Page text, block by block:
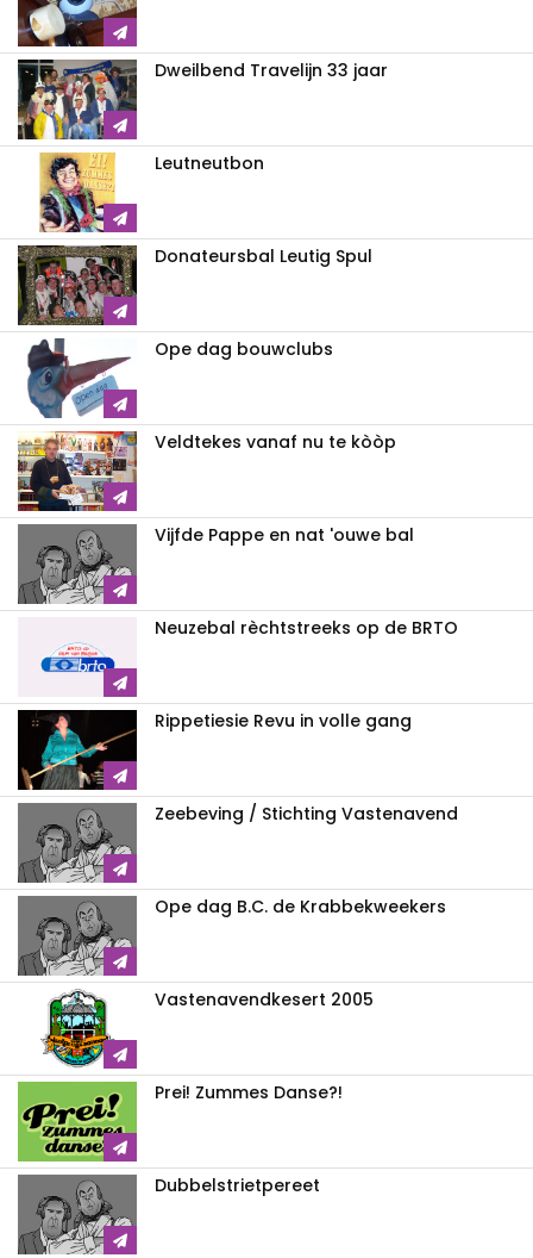
Dweilbend Travelijn 33 jaar
Leutneutbon
Donateursbal Leutig Spul
Ope dag bouwclubs
Veldtekes vanaf nu te kòòp
Vijfde Pappe en nat 'ouwe bal
Neuzebal rèchtstreeks op de BRTO
Rippetiesie Revu in volle gang
Zeebeving / Stichting Vastenavend
Ope dag B.C. de Krabbekweekers
Vastenavendkesert 2005
Prei! Zummes Danse?!
Dubbelstrietpereet